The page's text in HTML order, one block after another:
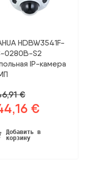
HDBW3541F-
0280B-S2
IP-камера
€
€.
€
144,16 €.
Добавить в
корзину